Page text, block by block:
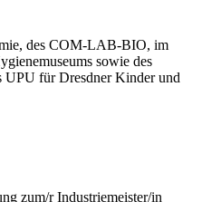
des COM-LAB-BIO, im
sowie des
UPU für Dresdner Kinder und
zum/r Industriemeister/in